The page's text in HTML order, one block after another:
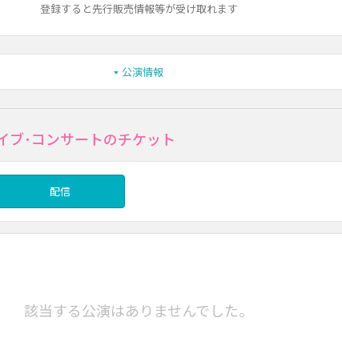
登録すると先行販売情報等が受け取れます
公演情報
･コンサートのチケット
配信
該当する公演はありませんでした。